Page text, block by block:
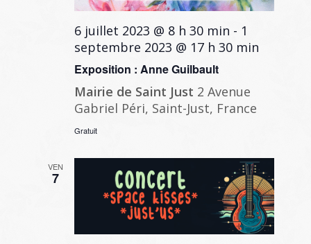
6 juillet 2023 @ 8 h 30 min - 1
septembre 2023 @ 17 h 30 min
Exposition : Anne Guilbault
Mairie de Saint Just 2 Avenue
Gabriel Péri, Saint-Just, France
Gratuit
VEN
7